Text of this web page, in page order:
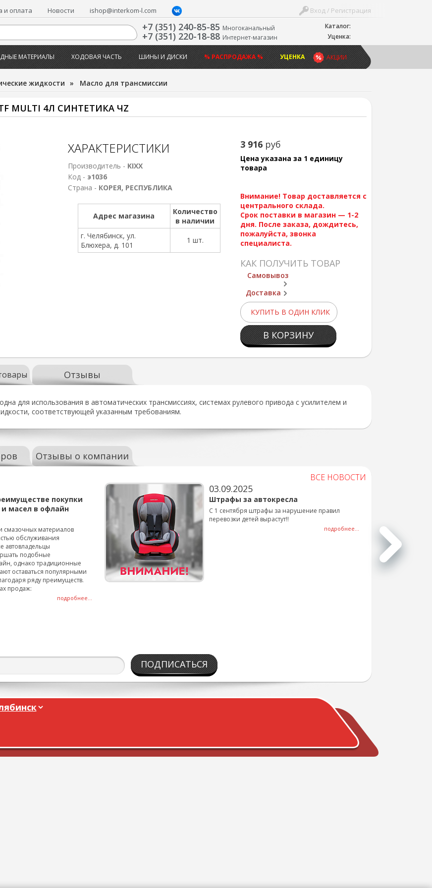
Каталог:
Уценка:
Вход / Регистрация
и оплата Новости ishop@interkom-l.com
+7 (351) 240-85-85 Многоканальный
+7 (351) 220-18-88 Интернет-магазин
АКЦИИ
МАТЕРИАЛЫ ХОДОВАЯ ЧАСТЬ ШИНЫ И ДИСКИ % РАСПРОДАЖА % УЦЕНКА
жидкости » Масло для трансмиссии
MULTI 4Л СИНТЕТИКА ЧZ
3 916 руб
Цена указана за 1 единицу
товара
Внимание! Товар доставляется с
центрального склада.
Срок поставки в магазин — 1-2
дня. После заказа, дождитесь,
пожалуйста, звонка
специалиста.
КАК ПОЛУЧИТЬ ТОВАР
Самовывоз
Доставка
КУПИТЬ В ОДИН КЛИК
В КОРЗИНУ
ХАРАКТЕРИСТИКИ
Производитель - KIXX
Код - э1036
Страна - КОРЕЯ, РЕСПУБЛИКА
Адрес магазина
Количество
в наличии
г. Челябинск, ул.
Блюхера, д. 101
1 шт.
Отзывы
для использования в автоматических трансмиссиях, системах рулевого привода с усилителем и
соответствующей указанным требованиям.
Отзывы о компании
ВСЕ НОВОСТИ
покупки
и масел в офлайн
смазочных материалов
обслуживания
автовладельцы
подобные
однако традиционные
оставаться популярными
ряду преимуществ.
продаж:
подробнее...
03.09.2025
Штрафы за автокресла
С 1 сентября штрафы за нарушение правил
перевозки детей вырастут!!
подробнее...
ПОДПИСАТЬСЯ